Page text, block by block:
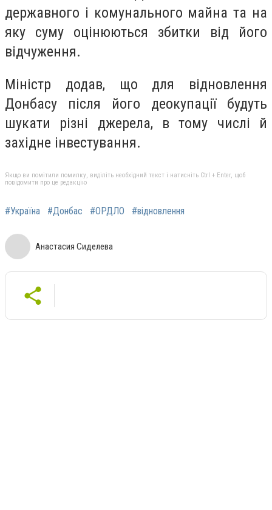
державного і комунального майна та на
яку суму оцінюються збитки від його
відчуження.
Міністр додав, що для відновлення
Донбасу після його деокупації будуть
шукати різні джерела, в тому числі й
західне інвестування.
Якщо ви помітили помилку, виділіть необхідний текст і натисніть Ctrl + Enter, щоб
повідомити про це редакцію
#Україна #Донбас #ОРДЛО #відновлення
Анастасия Сиделева